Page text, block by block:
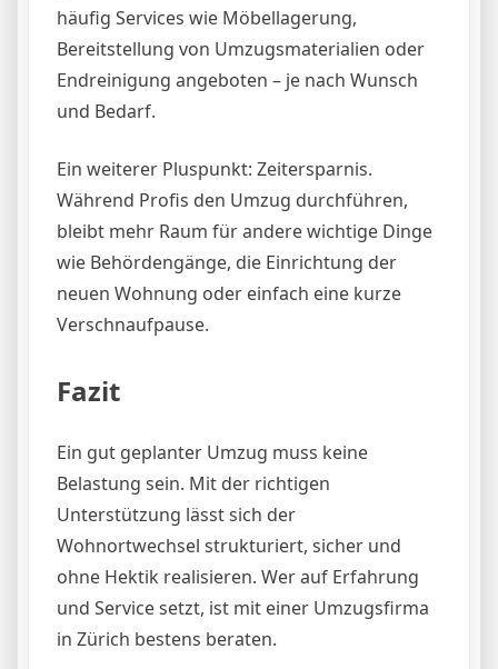
häufig Services wie Möbellagerung,
Bereitstellung von Umzugsmaterialien oder
Endreinigung angeboten – je nach Wunsch
und Bedarf.
Ein weiterer Pluspunkt: Zeitersparnis.
Während Profis den Umzug durchführen,
bleibt mehr Raum für andere wichtige Dinge
wie Behördengänge, die Einrichtung der
neuen Wohnung oder einfach eine kurze
Verschnaufpause.
Fazit
Ein gut geplanter Umzug muss keine
Belastung sein. Mit der richtigen
Unterstützung lässt sich der
Wohnortwechsel strukturiert, sicher und
ohne Hektik realisieren. Wer auf Erfahrung
und Service setzt, ist mit einer Umzugsfirma
in Zürich bestens beraten.